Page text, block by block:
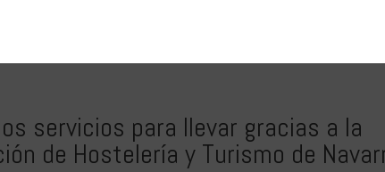
servicios para llevar gracias a la
de Hostelería y Turismo de